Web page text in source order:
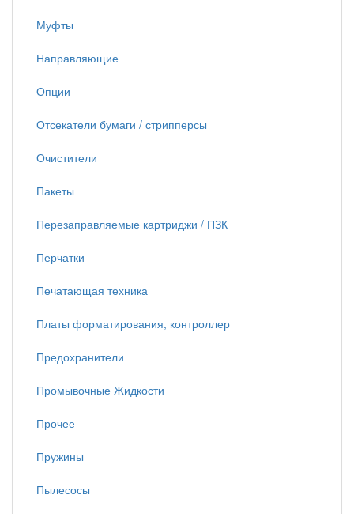
Муфты
Направляющие
Опции
Отсекатели бумаги / стрипперсы
Очистители
Пакеты
Перезаправляемые картриджи / ПЗК
Перчатки
Печатающая техника
Платы форматирования, контроллер
Предохранители
Промывочные Жидкости
Прочее
Пружины
Пылесосы